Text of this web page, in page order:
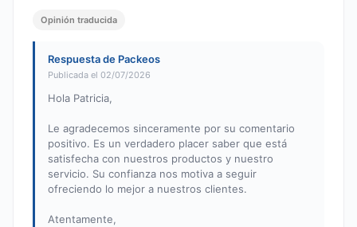
Opinión traducida
Respuesta de Packeos
Publicada el 02/07/2026
Hola Patricia,
Le agradecemos sinceramente por su comentario
positivo. Es un verdadero placer saber que está
satisfecha con nuestros productos y nuestro
servicio. Su confianza nos motiva a seguir
ofreciendo lo mejor a nuestros clientes.
Atentamente,